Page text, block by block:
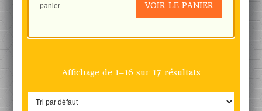
panier.
VOIR LE PANIER
Affichage de 1–16 sur 17 résultats